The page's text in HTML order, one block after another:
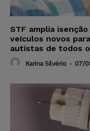
STF amplia
veículos novos
autistas de todos
Karina Silvério - 07/